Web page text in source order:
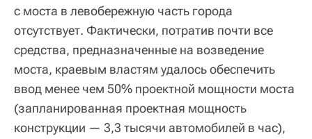
с моста в левобережную часть города
отсутствует. Фактически, потратив почти все
средства, предназначенные на возведение
моста, краевым властям удалось обеспечить
ввод менее чем 50% проектной мощности моста
(запланированная проектная мощность
конструкции — 3,3 тысячи автомобилей в час),